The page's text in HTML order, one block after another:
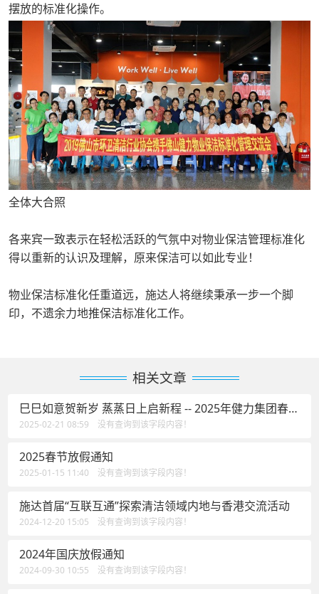
摆放的标准化操作。
全体大合照
各来宾一致表示在轻松活跃的气氛中对物业保洁管理标准化
得以重新的认识及理解，原来保洁可以如此专业！
物业保洁标准化任重道远，施达人将继续秉承一步一个脚
印，不遗余力地推保洁标准化工作。
相关文章
巳巳如意贺新岁 蒸蒸日上启新程 -- 2025年健力集团春茗
活动花絮
2025-02-21 08:59 没有查询到该字段内容！
2025春节放假通知
2025-01-15 11:40 没有查询到该字段内容！
施达首届“互联互通”探索清洁领域内地与香港交流活动
2024-12-20 15:05 没有查询到该字段内容！
2024年国庆放假通知
2024-09-30 10:55 没有查询到该字段内容！